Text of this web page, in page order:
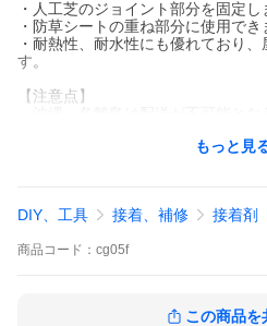
・人工芝のジョイント部分を固定し
・防草シートの重ね部分に使用でき
・耐熱性、耐水性にも優れており
す。
【注意点】
【お届け先ご住所確認のお願い】
いただく形となります。
お願いします。
もっと見
DIY、工具 接着、補修 接着剤
商品 コード： cg05f
この商品を